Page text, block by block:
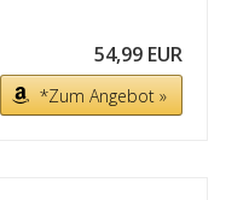
54,99 EUR
*Zum Angebot »